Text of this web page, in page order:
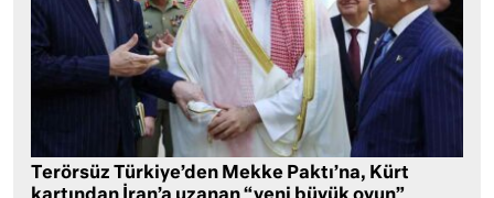
Terörsüz Türkiye’den Mekke Paktı’na, Kürt